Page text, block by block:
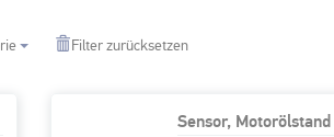
Filter zurücksetzen
Sensor, Motorölstand